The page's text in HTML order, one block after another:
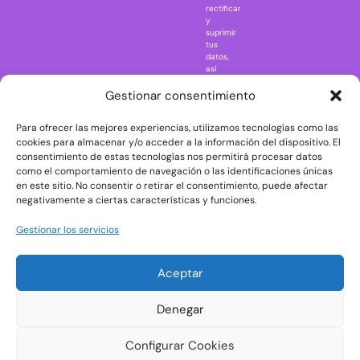
Gestionar consentimiento
Para ofrecer las mejores experiencias, utilizamos tecnologías como las
cookies para almacenar y/o acceder a la información del dispositivo. El
consentimiento de estas tecnologías nos permitirá procesar datos
como el comportamiento de navegación o las identificaciones únicas
en este sitio. No consentir o retirar el consentimiento, puede afectar
negativamente a ciertas características y funciones.
Gestionar los servicios
Aceptar
Denegar
Configurar Cookies
Rick and
The Big Bang
Theory
The Blues
Brothers
The
The Shining
rectificar
y
suprimir
tus
datos,
así
ejercer
consultando
la
información
adicional
y
detallada
sobre